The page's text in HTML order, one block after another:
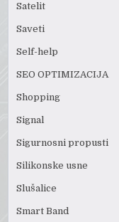
Satelit
Saveti
Self-help
SEO OPTIMIZACIJA
Shopping
Signal
Sigurnosni propusti
Silikonske usne
Slušalice
Smart Band